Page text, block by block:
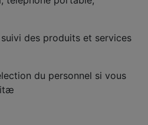
des produits et services
du personnel si vous